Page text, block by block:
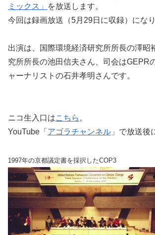
ミックス」
を放送します。
今回は録画放送（5月29日に収録）になり
出演は、国際環境経済研究所所長の澤昭
究所所長の池田信夫さん、司会はGEPR
ャーナリストの石井孝明さんです。
ニコ生入口はこちら 。
YouTube「 アゴラチャンネル 」で放送後
1997年の京都議定書を採択したCOP3